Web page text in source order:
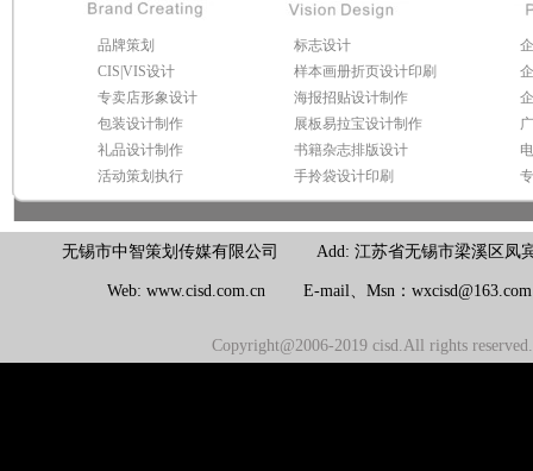
品牌策划
CIS|VIS设计
专卖店形象设计
包装设计制作
礼品设计制作
活动策划执行
标志设计
样本画册折页设计印刷
海报招贴设计制作
展板易拉宝设计制作
书籍杂志排版设计
手拎袋设计印刷
无锡市中智策划传媒有限公司 Add: 江苏省无锡市梁溪区凤
Web: www.cisd.com.cn E-mail、Msn：
Copyright@2006-2019 cisd.All rights